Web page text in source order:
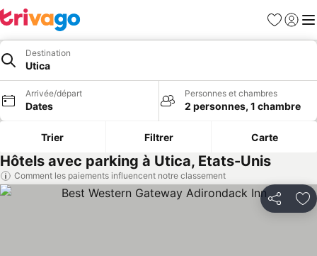
Favoris
Se
Destination
Utica
Arrivée/départ
Dates
Personnes et chambres
2 personnes, 1 chambre
Trier Filtrer Carte
Hôtels avec parking à Utica, Etats-Unis
Comment les paiements influencent notre classement
Partager